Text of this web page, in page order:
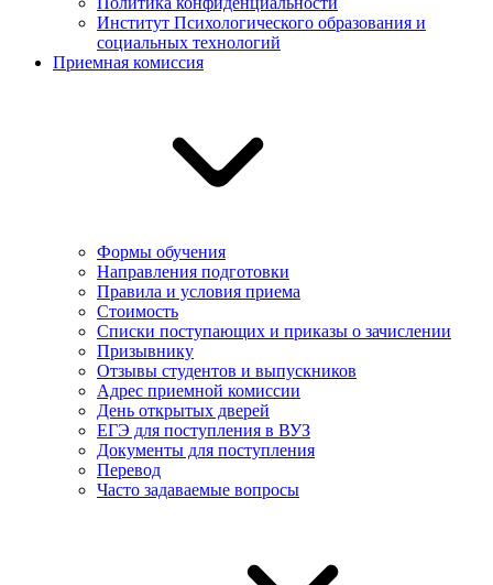
Институт Психологического образования и
социальных технологий
Приемная комиссия
Формы обучения
Направления подготовки
Правила и условия приема
Стоимость
Списки поступающих и приказы о зачислении
Призывнику
Отзывы студентов и выпускников
Адрес приемной комиссии
День открытых дверей
ЕГЭ для поступления в ВУЗ
Документы для поступления
Перевод
Часто задаваемые вопросы